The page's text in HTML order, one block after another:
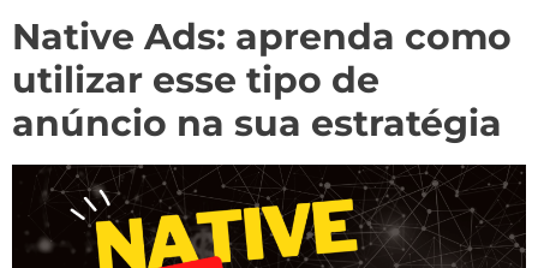
Native Ads: aprenda como
utilizar esse tipo de
anúncio na sua estratégia